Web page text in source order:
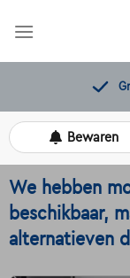
Bewaren
We hebben
beschikbaar,
alternatieven